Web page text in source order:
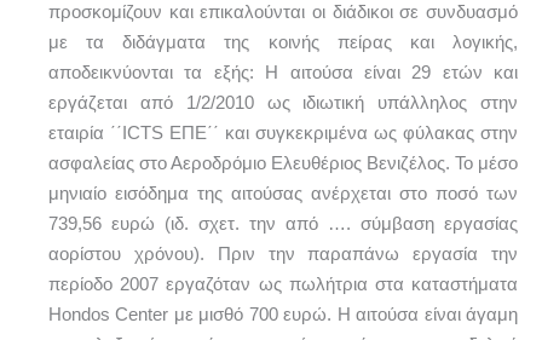
προσκομίζουν και επικαλούνται οι διάδικοι σε συνδυασμό
με τα διδάγματα της κοινής πείρας και λογικής,
αποδεικνύονται τα εξής: H αιτούσα είναι 29 ετών και
εργάζεται από 1/2/2010 ως ιδιωτική υπάλληλος στην
εταιρία ΄΄ICTS ΕΠΕ΄΄ και συγκεκριμένα ως φύλακας στην
ασφαλείας στο Αεροδρόμιο Ελευθέριος Βενιζέλος. Το μέσο
μηνιαίο εισόδημα της αιτούσας ανέρχεται στο ποσό των
739,56 ευρώ (ιδ. σχετ. την από …. σύμβαση εργασίας
αορίστου χρόνου). Πριν την παραπάνω εργασία την
περίοδο 2007 εργαζόταν ως πωλήτρια στα καταστήματα
Ηondos Center με μισθό 700 ευρώ. Η αιτούσα είναι άγαμη